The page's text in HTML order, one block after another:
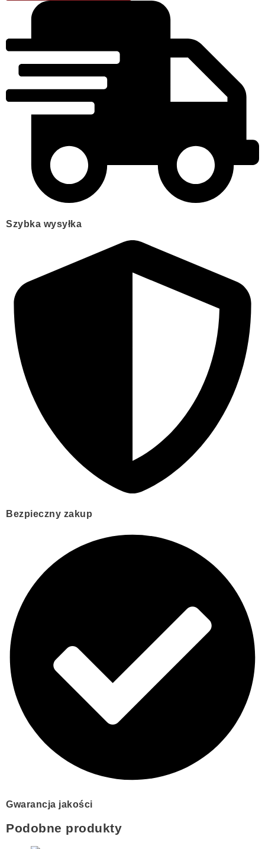
Szybka wysyłka
Bezpieczny zakup
Gwarancja jakości
Podobne produkty